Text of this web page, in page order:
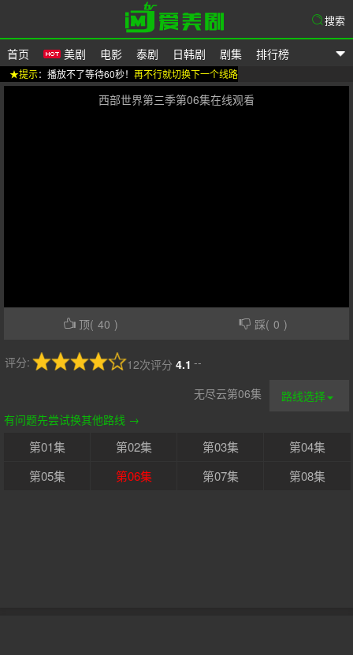
爱美剧
首页 美剧 电影 泰剧 日韩剧 剧集 排行榜
搜索
★提示：播放不了等待60秒！ 再不行就切换下一个线路
西部世界第三季第06集在线观看
顶( 40 ) 踩( 0 )
评分: 4.1
12次评分 --
路线选择
无尽云第06集
有问题先尝试换其他路线 →
第01集 第02集 第03集
第04集
第05集
第06集 第07集 第08集